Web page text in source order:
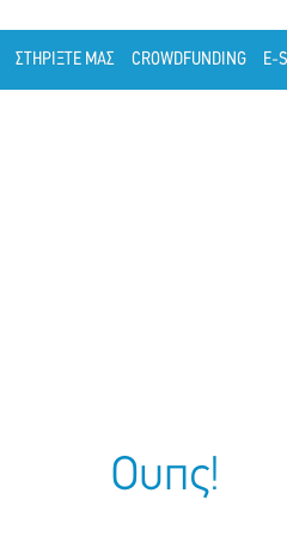
ΣΤΗΡΙΞΤΕ ΜΑΣ CROWDFUNDING E-
Ουπς!